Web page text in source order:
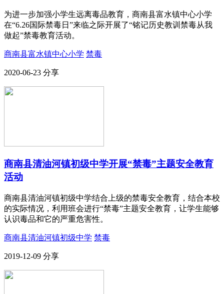
为进一步加强小学生远离毒品教育，商南县富水镇中心小学
在“6.26国际禁毒日”来临之际开展了“铭记历史教训禁毒从我
做起”禁毒教育活动。
商南县富水镇中心小学 禁毒
2020-06-23 分享
商南县清油河镇初级中学开展“禁毒”主题安全教育
活动
商南县清油河镇初级中学结合上级的禁毒安全教育，结合本校
的实际情况，利用班会进行“禁毒”主题安全教育，让学生能够
认识毒品和它的严重危害性。
商南县清油河镇初级中学 禁毒
2019-12-09 分享